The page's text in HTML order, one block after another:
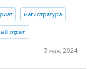
магистратура
отдел
3 мая, 2024 г.